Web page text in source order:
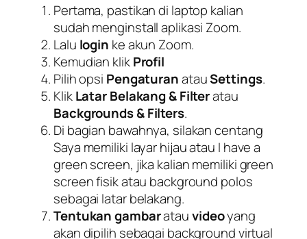
Pertama, pastikan di laptop kalian
sudah menginstall aplikasi Zoom.
Lalu login ke akun Zoom.
Kemudian klikProfil
Pilih opsi PengaturanatauSettings.
KlikLatar Belakang & Filteratau
Backgrounds & Filters.
Di bagian bawahnya, silakan centang
Saya memiliki layar hijauatau I have a
green screen, jika kalian memiliki green
screen fisik atau background polos
sebagai latar belakang.
Tentukan gambaratauvideoyang
akan dipilih sebagai background virtual